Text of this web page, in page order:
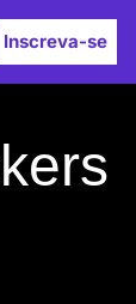
Inscreva-se